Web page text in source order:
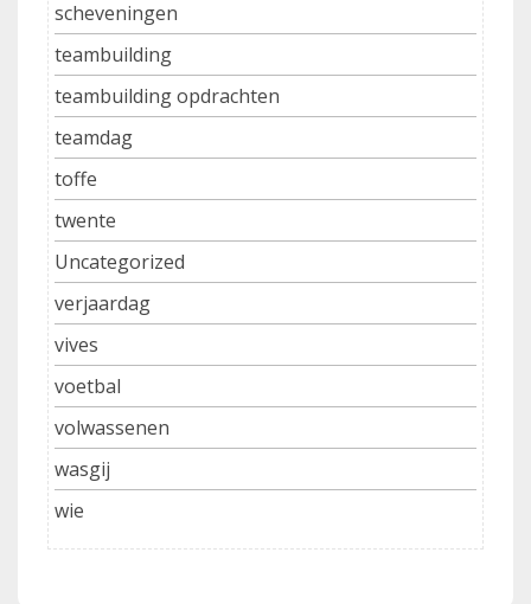
scheveningen
teambuilding
teambuilding opdrachten
teamdag
toffe
twente
Uncategorized
verjaardag
vives
voetbal
volwassenen
wasgij
wie